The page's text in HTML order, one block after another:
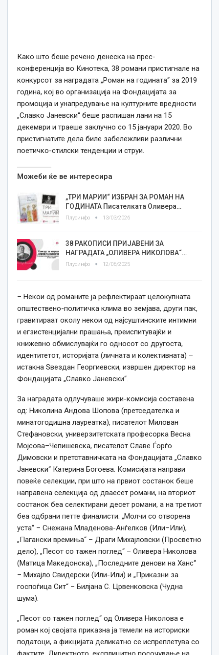
Како што беше речено денеска на прес-
конференција во Кинотека, 38 романи пристигнале на
конкурсот за наградата „Роман на годината“ за 2019
година, кој во организација на Фондацијата за
промоција и унапредување на културните вредности
„Славко Јаневски“ беше распишан лани на 15
декември и траеше заклучно со 15 јануари 2020. Во
пристигнатите дела биле забележливи различни
поетичко-стилски тенденции и струи.
Можеби ќе ве интересира
„ТРИ МАРИИ“ ИЗБРАН ЗА РОМАН НА
ГОДИНАТА Писателката Оливера…
Плусинфо 13/03/2026
38 РАКОПИСИ ПРИЈАВЕНИ ЗА
НАГРАДАТА „ОЛИВЕРА НИКОЛОВА“…
Плусинфо 12/06/2025
– Некои од романите ја рефлектираат целокупната
општествено-политичка клима во земјава, други пак,
гравитираат околу некои од најсуштинските интимни
и егзистенцијални прашања, преиспитувајќи и
книжевно обмислувајќи го односот со другоста,
идентитетот, историјата (личната и колективната) –
истакна Ѕвездан Георгиевски, извршен директор на
Фондацијата „Славко Јаневски“.
За наградата одлучуваше жири-комисија составена
од: Николина Андова Шопова (претседателка и
минатогодишна лауреатка), писателот Милован
Стефановски, универзитетската професорка Весна
Мојсова–Чепишевска, писателот Славе Ѓорѓо
Димовски и претставничката на Фондацијата „Славко
Јаневски“ Катерина Богоева. Комисијата направи
повеќе селекции, при што на првиот состанок беше
направена селекција од дваесет романи, на вториот
состанок беа селектирани десет романи, а на третиот
беа одбрани петте финалисти: „Молчи со отворена
уста“ – Снежана Младенова-Анѓелков (Или–Или),
„Пагански времиња“ – Драги Михајловски (Просветно
дело), „Песот со тажен поглед“ – Оливера Николова
(Матица Македонска), „Последните денови на Ханс“
– Михајло Свидерски (Или-Или) и „Приказни за
госпоѓица Сит“ – Билјана С. Црвенковска (Чудна
шума).
„Песот со тажен поглед“ од Оливера Николова е
роман кој својата приказна ја темели на историски
податоци, а фикцијата деликатно се испреплетува со